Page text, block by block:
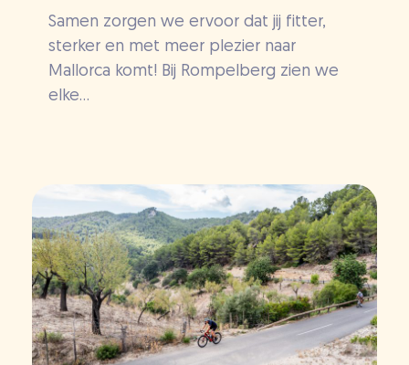
Samen zorgen we ervoor dat jij fitter,
sterker en met meer plezier naar
Mallorca komt! Bij Rompelberg zien we
elke...